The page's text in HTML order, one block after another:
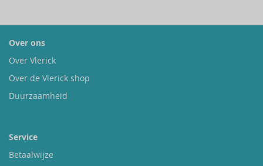
Over ons
Over Vlerick
Over de Vlerick shop
Duurzaamheid
Service
Betaalwijze